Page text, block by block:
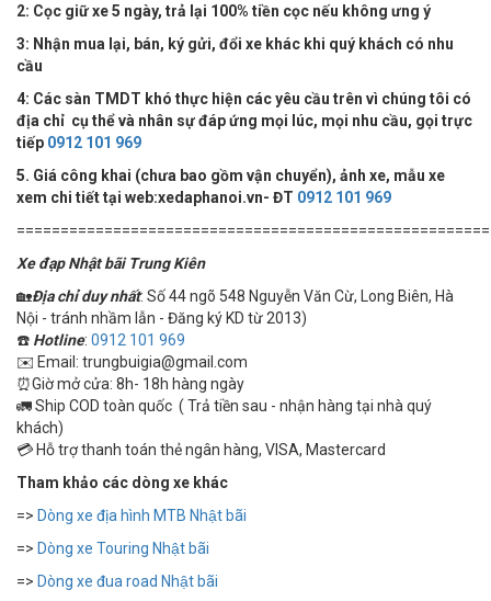
2: Cọc giữ xe 5 ngày, trả lại 100% tiền cọc nếu không ưng ý
3: Nhận mua lại, bán, ký gửi, đổi xe khác khi quý khách có nhu
cầu
4: Các sàn TMDT khó thực hiện các yêu cầu trên vì chúng tôi có
địa chỉ cụ thể và nhân sự đáp ứng mọi lúc, mọi nhu cầu, gọi trực
tiếp 0912 101 969
5. Giá công khai (chưa bao gồm vận chuyển), ảnh xe, mẫu xe
xem chi tiết tại web:xedaphanoi.vn- ĐT 0912 101 969
Xe đạp Nhật bãi Trung Kiên
🏡Địa chỉ duy nhất: Số 44 ngõ 548 Nguyễn Văn Cừ, Long Biên, Hà
Nội - tránh nhầm lẫn - Đăng ký KD từ 2013)
☎️ Hotline: 0912 101 969
✉️ Email: trungbuigia@gmail.com
⏰Giờ mở cửa: 8h- 18h hàng ngày
🚛 Ship COD toàn quốc ( Trả tiền sau - nhận hàng tại nhà quý
khách)
💳 Hỗ trợ thanh toán thẻ ngân hàng, VISA, Mastercard
Tham khảo các dòng xe khác
=> Dòng xe địa hình MTB Nhật bãi
=> Dòng xe Touring Nhật bãi
=> Dòng xe đua road Nhật bãi